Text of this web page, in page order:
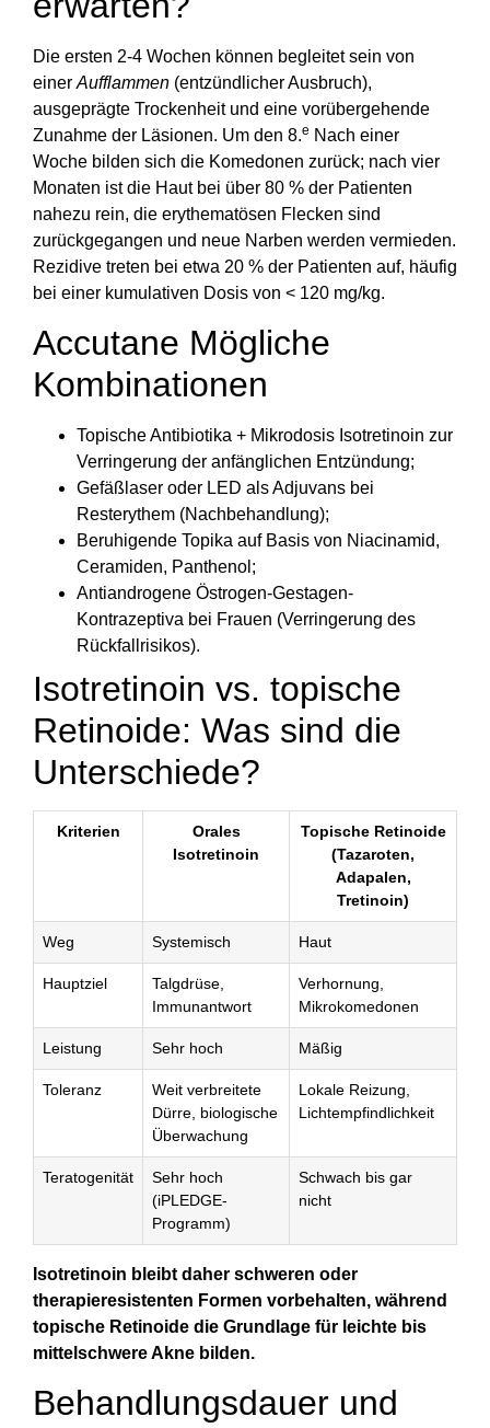
Die ersten 2-4 Wochen können begleitet sein von
einer Aufflammen (entzündlicher Ausbruch),
ausgeprägte Trockenheit und eine vorübergehende
Zunahme der Läsionen. Um den 8.e Nach einer
Woche bilden sich die Komedonen zurück; nach vier
Monaten ist die Haut bei über 80 % der Patienten
nahezu rein, die erythematösen Flecken sind
zurückgegangen und neue Narben werden vermieden.
Rezidive treten bei etwa 20 % der Patienten auf, häufig
bei einer kumulativen Dosis von < 120 mg/kg.
Accutane Mögliche
Kombinationen
Topische Antibiotika + Mikrodosis Isotretinoin zur
Verringerung der anfänglichen Entzündung;
Gefäßlaser oder LED als Adjuvans bei
Resterythem (Nachbehandlung);
Beruhigende Topika auf Basis von Niacinamid,
Ceramiden, Panthenol;
Antiandrogene Östrogen-Gestagen-
Kontrazeptiva bei Frauen (Verringerung des
Rückfallrisikos).
Isotretinoin vs. topische
Retinoide: Was sind die
Unterschiede?
Kriterien
Orales
Isotretinoin
Topische Retinoide
(Tazaroten,
Adapalen,
Tretinoin)
Weg Systemisch Haut
Hauptziel
Talgdrüse,
Immunantwort
Verhornung,
Mikrokomedonen
Leistung Sehr hoch Mäßig
Toleranz
Weit verbreitete
Dürre, biologische
Überwachung
Lokale Reizung,
Lichtempfindlichkeit
Teratogenität
Sehr hoch
(iPLEDGE-
Programm)
Schwach bis gar
nicht
Isotretinoin bleibt daher schweren oder
therapieresistenten Formen vorbehalten, während
topische Retinoide die Grundlage für leichte bis
mittelschwere Akne bilden.
Behandlungsdauer und